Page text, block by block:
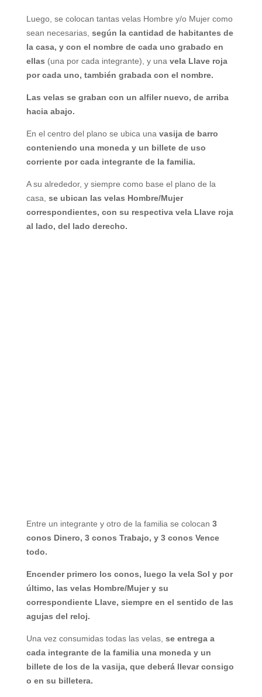
Luego, se colocan tantas velas Hombre y/o Mujer como
sean necesarias, según la cantidad de habitantes de
la casa, y con el nombre de cada uno grabado en
ellas (una por cada integrante), y una vela Llave roja
por cada uno, también grabada con el nombre.
Las velas se graban con un alfiler nuevo, de arriba
hacia abajo.
En el centro del plano se ubica una vasija de barro
conteniendo una moneda y un billete de uso
corriente por cada integrante de la familia.
A su alrededor, y siempre como base el plano de la
casa, se ubican las velas Hombre/Mujer
correspondientes, con su respectiva vela Llave roja
al lado, del lado derecho.
Entre un integrante y otro de la familia se colocan 3
conos Dinero, 3 conos Trabajo, y 3 conos Vence
todo.
Encender primero los conos, luego la vela Sol y por
último, las velas Hombre/Mujer y su
correspondiente Llave, siempre en el sentido de las
agujas del reloj.
Una vez consumidas todas las velas, se entrega a
cada integrante de la familia una moneda y un
billete de los de la vasija, que deberá llevar consigo
o en su billetera.